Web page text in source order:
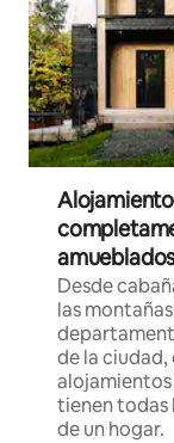
Desde
las
de la ciudad,
tienen todas
de un hogar.